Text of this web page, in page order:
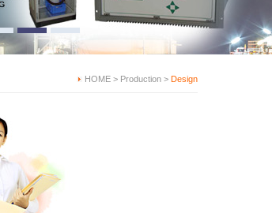
HOME > Production > Design